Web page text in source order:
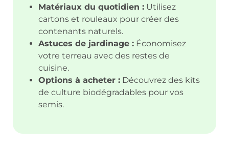
Matériaux du quotidien : Utilisez
cartons et rouleaux pour créer des
contenants naturels.
Astuces de jardinage : Économisez
votre terreau avec des restes de
cuisine.
Options à acheter : Découvrez des kits
de culture biodégradables pour vos
semis.